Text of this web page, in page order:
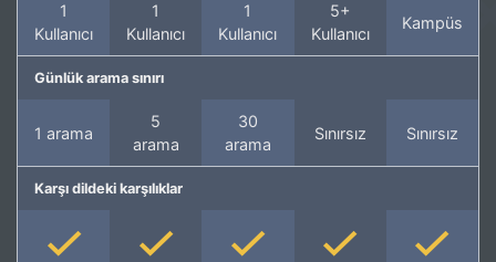
1
Kullanıcı
1
Kullanıcı
1
Kullanıcı
5+
Kullanıcı
Kampüs
Günlük arama sınırı
1 arama
5
arama
30
arama
Sınırsız Sınırsız
Karşı dildeki karşılıklar